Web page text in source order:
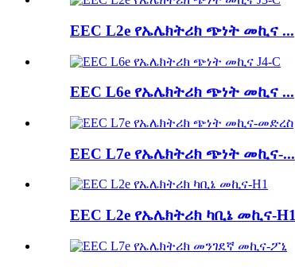
EEC L2e የኤሌክትሪክ ጭነት መኪና ...
EEC L6e የኤሌክትሪክ ጭነት መኪና ...
EEC L7e የኤሌክትሪክ ጭነት መኪና-...
EEC L2e የኤሌክትሪክ ካቢኔ መኪና-H1